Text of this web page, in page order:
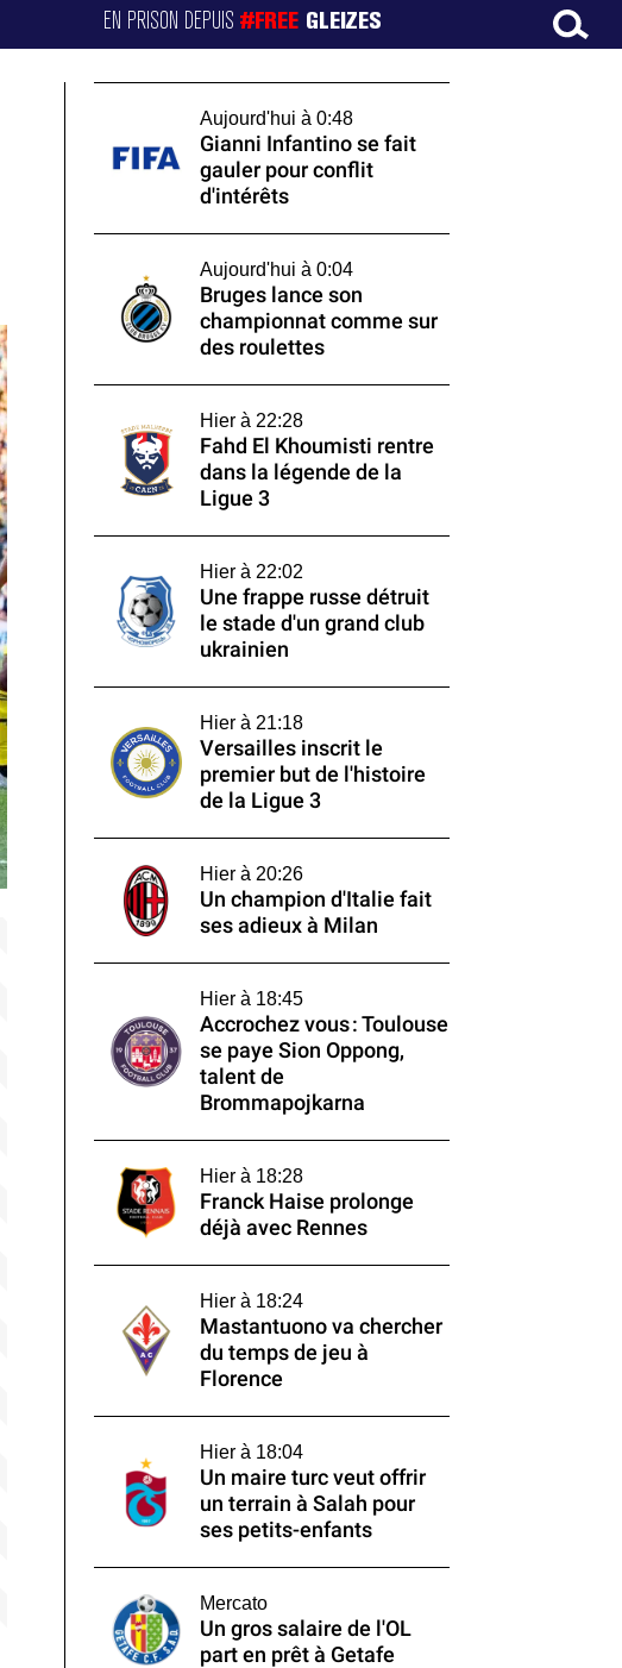
EN PRISON DEPUIS#FREE GLEIZES
Aujourd'hui à 0:48
Gianni Infantino se fait
gauler pour conflit
d'intérêts
Aujourd'hui à 0:04
Bruges lance son
championnat comme sur
des roulettes
Hier à 22:28
Fahd El Khoumisti rentre
dans la légende de la
Ligue 3
Hier à 22:02
Une frappe russe détruit
le stade d'un grand club
ukrainien
Hier à 21:18
Versailles inscrit le
premier but de l'histoire
de la Ligue 3
Hier à 20:26
Un champion d'Italie fait
ses adieux à Milan
Hier à 18:45
Accrochez vous : Toulouse
se paye Sion Oppong,
talent de
Brommapojkarna
Hier à 18:28
Franck Haise prolonge
déjà avec Rennes
Hier à 18:24
Mastantuono va chercher
du temps de jeu à
Florence
Hier à 18:04
Un maire turc veut offrir
un terrain à Salah pour
ses petits-enfants
Mercato
Un gros salaire de l'OL
part en prêt à Getafe